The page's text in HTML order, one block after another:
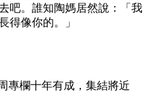
吧。誰知陶媽居然說：「我
得像你的。」
專欄十年有成，集結將近